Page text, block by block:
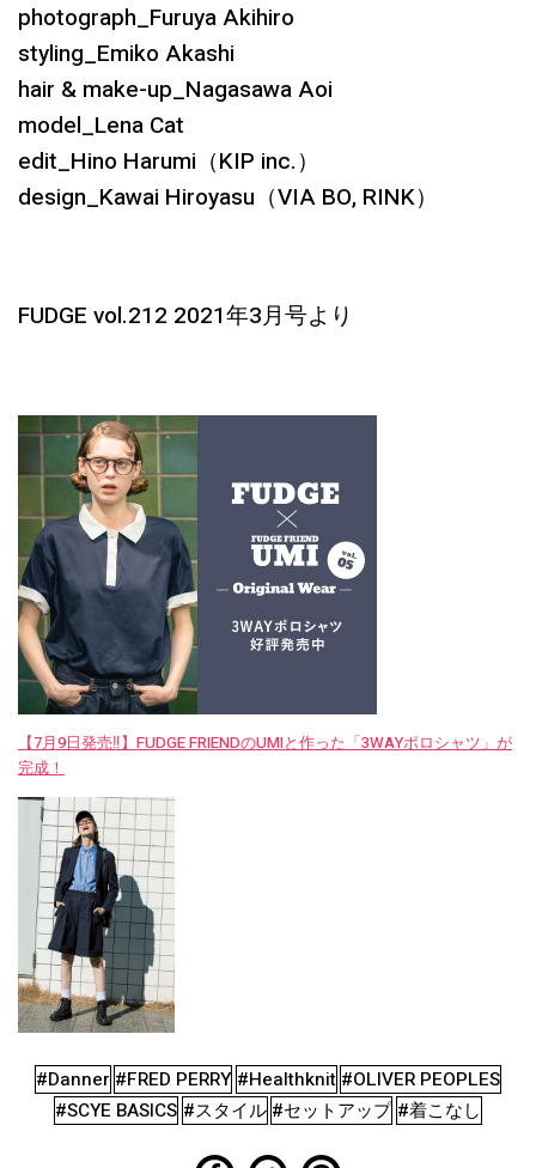
photograph_Furuya Akihiro
styling_Emiko Akashi
hair & make-up_Nagasawa Aoi
model_Lena Cat
edit_Hino Harumi（KIP inc.）
design_Kawai Hiroyasu（VIA BO, RINK）
FUDGE vol.212 2021年3月号より
【7月9日発売‼︎】FUDGE FRIENDのUMIと作った「3WAYポロシャツ」が
完成！
#Danner #FRED PERRY #Healthknit #OLIVER PEOPLES
#SCYE BASICS #スタイル #セットアップ #着こなし